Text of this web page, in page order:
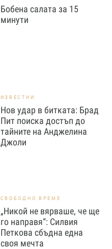
Бобена салата за 15
минути
ИЗВЕСТНИ
Нов удар в битката: Брад
Пит поиска достъп до
тайните на Анджелина
Джоли
СВОБОДНО ВРЕМЕ
„Никой не вярваше, че ще
го направя“: Силвия
Петкова сбъдна една
своя мечта